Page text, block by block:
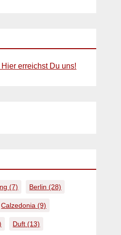
erreichst Du uns!
(7) Berlin (28)
Calzedonia (9)
Duft (13)